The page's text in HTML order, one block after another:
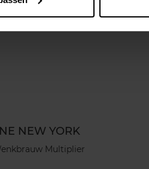
NEW YORK
Multiplier